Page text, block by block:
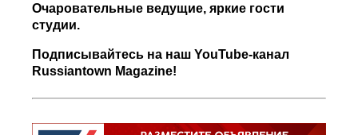
Очаровательные ведущие, яркие гости
студии.
Подписывайтесь на наш YouTube-канал
Russiantown Magazine!